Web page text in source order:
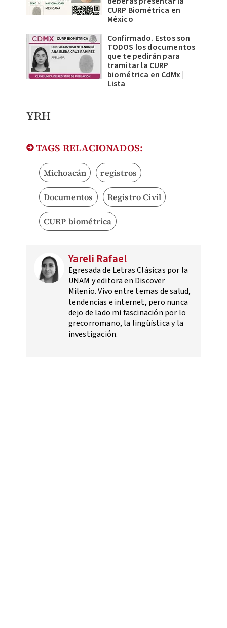
CURP Biométrica en
México
Confirmado. Estos son
TODOS los documentos
que te pedirán para
tramitar la CURP
biométrica en CdMx |
Lista
YRH
TAGS RELACIONADOS:
Michoacán registros
Documentos Registro Civil
CURP biométrica
Yareli Rafael
Egresada de Letras Clásicas por la
UNAM y editora en Discover
Milenio. Vivo entre temas de salud,
tendencias e internet, pero nunca
dejo de lado mi fascinación por lo
grecorromano, la lingüística y la
investigación.